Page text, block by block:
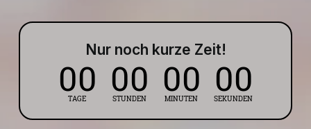
Nur noch kurze Zeit!